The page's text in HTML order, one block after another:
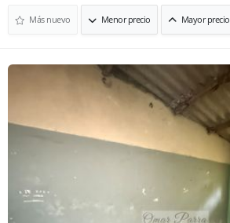
Más nuevo Menor precio Mayor precio